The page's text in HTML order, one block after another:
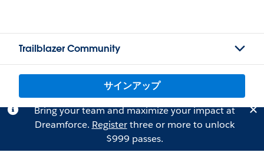
Trailblazer Community
サインアップ
Bring your team and maximize your impact at
Dreamforce. Registerthree or more to unlock
$999 passes.